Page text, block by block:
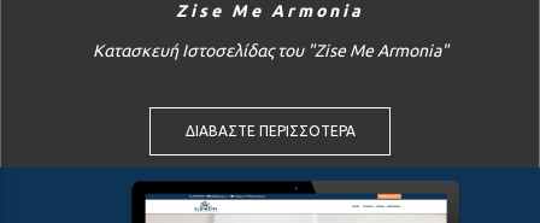
Zise Me Armonia
Κατασκευή Ιστοσελίδας του "Zise Me Armonia"
ΔΙΑΒΑΣΤΕ ΠΕΡΙΣΣΟΤΕΡΑ